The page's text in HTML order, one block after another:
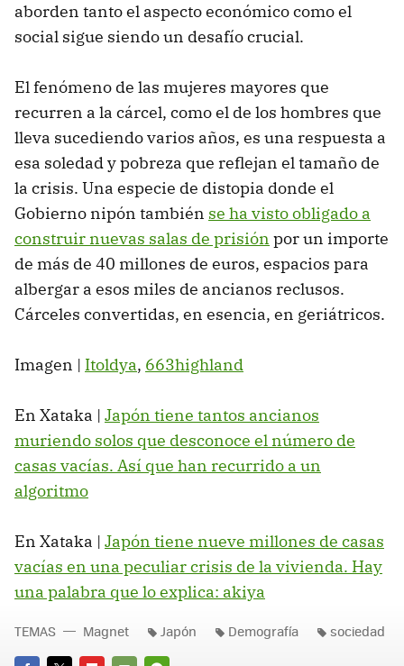
aborden tanto el aspecto económico como el
social sigue siendo un desafío crucial.
El fenómeno de las mujeres mayores que
recurren a la cárcel, como el de los hombres que
lleva sucediendo varios años, es una respuesta a
esa soledad y pobreza que reflejan el tamaño de
la crisis. Una especie de distopia donde el
Gobierno nipón también se ha visto obligado a
construir nuevas salas de prisión por un importe
de más de 40 millones de euros, espacios para
albergar a esos miles de ancianos reclusos.
Cárceles convertidas, en esencia, en geriátricos.
Imagen | Itoldya, 663highland
En Xataka | Japón tiene tantos ancianos
muriendo solos que desconoce el número de
casas vacías. Así que han recurrido a un
algoritmo
En Xataka | Japón tiene nueve millones de casas
vacías en una peculiar crisis de la vivienda. Hay
una palabra que lo explica: akiya
TEMAS Magnet Japón Demografía sociedad